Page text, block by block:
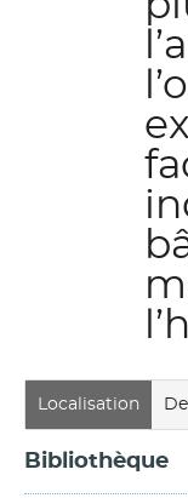
Localisation
Bibliothèque